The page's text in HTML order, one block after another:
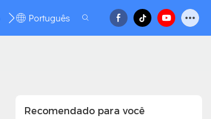
FAQPortuguês
Recomendado para você